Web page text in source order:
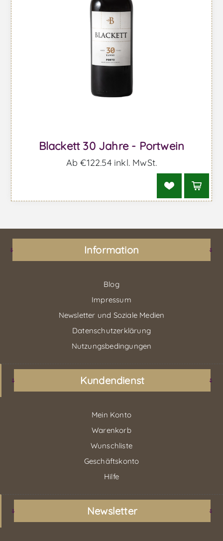
Blackett 30 Jahre - Portwein
Ab €122,54 inkl. MwSt.
Information
Blog
Impressum
Newsletter und Soziale Medien
Datenschutzerklärung
Nutzungsbedingungen
Kundendienst
Mein Konto
Warenkorb
Wunschliste
Geschäftskonto
Hilfe
Newsletter